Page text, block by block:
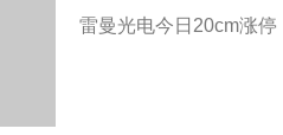
雷曼光电今日20cm涨